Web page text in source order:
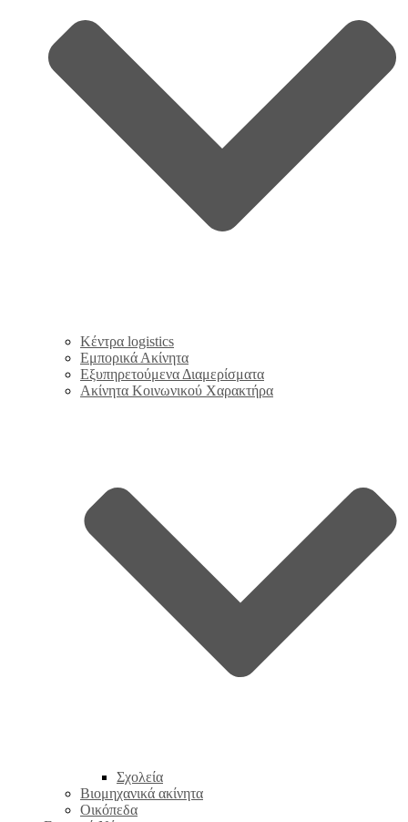
Κέντρα logistics
Εμπορικά Ακίνητα
Εξυπηρετούμενα Διαμερίσματα
Ακίνητα Κοινωνικού Χαρακτήρα
Σχολεία
Βιομηχανικά ακίνητα
Οικόπεδα